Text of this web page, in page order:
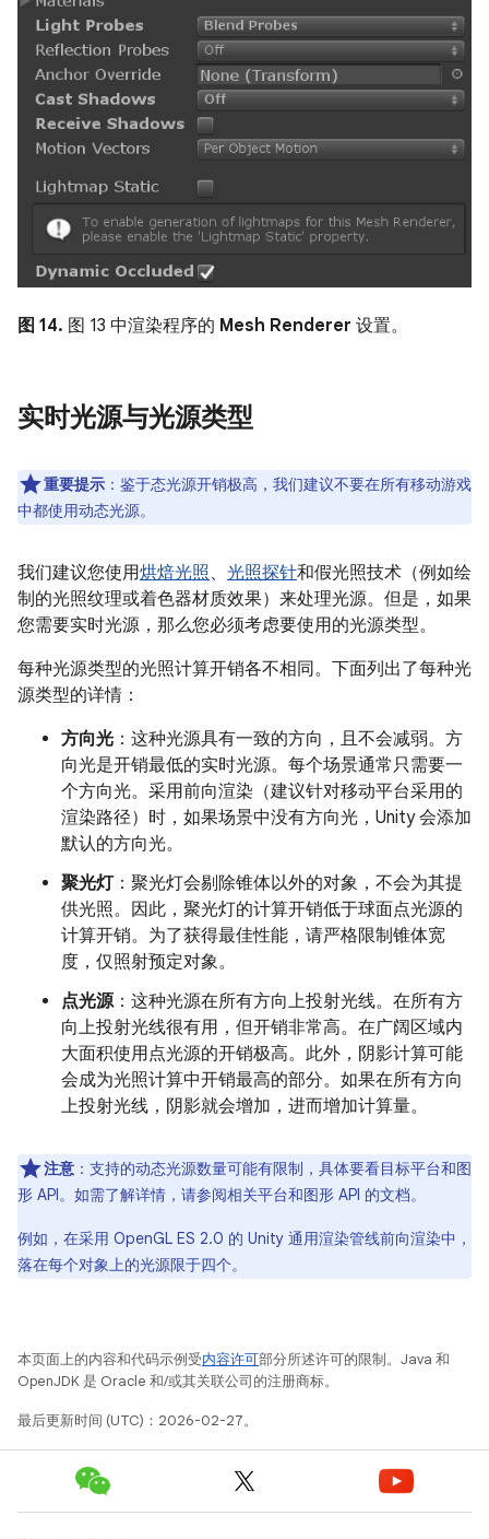
图 14. 图 13 中渲染程序的 Mesh Renderer 设置。
实时光源与光源类型
重要提示 ：鉴于态光源开销极高，我们建议不要在所有移动游戏
中都使用动态光源。
我们建议您使用烘焙光照、 光照探针和假光照技术（例如绘
制的光照纹理或着色器材质效果）来处理光源。但是，如果
您需要实时光源，那么您必须考虑要使用的光源类型。
每种光源类型的光照计算开销各不相同。下面列出了每种光
源类型的详情：
方向光 ：这种光源具有一致的方向，且不会减弱。方
向光是开销最低的实时光源。每个场景通常只需要一
个方向光。采用前向渲染（建议针对移动平台采用的
渲染路径）时，如果场景中没有方向光，Unity 会添加
默认的方向光。
聚光灯：聚光灯会剔除锥体以外的对象，不会为其提
供光照。因此，聚光灯的计算开销低于球面点光源的
计算开销。为了获得最佳性能，请严格限制锥体宽
度，仅照射预定对象。
点光源：这种光源在所有方向上投射光线。在所有方
向上投射光线很有用，但开销非常高。在广阔区域内
大面积使用点光源的开销极高。此外，阴影计算可能
会成为光照计算中开销最高的部分。如果在所有方向
上投射光线，阴影就会增加，进而增加计算量。
注意 ：支持的动态光源数量可能有限制，具体要看目标平台和图
形 API。如需了解详情，请参阅相关平台和图形 API 的文档。
例如，在采用 OpenGL ES 2.0 的 Unity 通用渲染管线前向渲染中，
落在每个对象上的光源限于四个。
本页面上的内容和代码示例受内容许可部分所述许可的限制。Java 和
OpenJDK 是 Oracle 和/或其关联公司的注册商标。
最后更新时间 (UTC)：2026-02-27。